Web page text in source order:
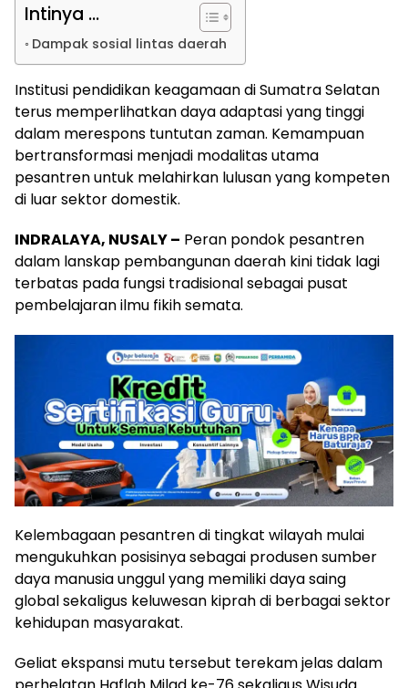
Intinya ...
Dampak sosial lintas daerah
Institusi pendidikan keagamaan di Sumatra Selatan
terus memperlihatkan daya adaptasi yang tinggi
dalam merespons tuntutan zaman. Kemampuan
bertransformasi menjadi modalitas utama
pesantren untuk melahirkan lulusan yang kompeten
di luar sektor domestik.
INDRALAYA, NUSALY – Peran pondok pesantren
dalam lanskap pembangunan daerah kini tidak lagi
terbatas pada fungsi tradisional sebagai pusat
pembelajaran ilmu fikih semata.
Kelembagaan pesantren di tingkat wilayah mulai
mengukuhkan posisinya sebagai produsen sumber
daya manusia unggul yang memiliki daya saing
global sekaligus keluwesan kiprah di berbagai sektor
kehidupan masyarakat.
Geliat ekspansi mutu tersebut terekam jelas dalam